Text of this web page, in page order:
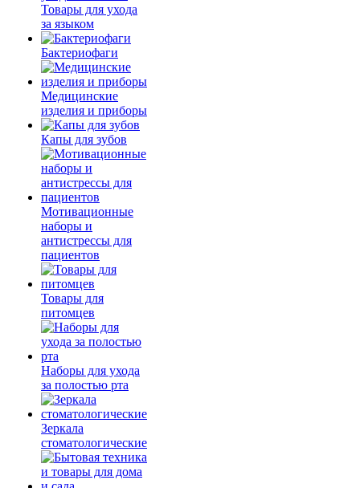
Товары для ухода
за языком
Бактериофаги
Медицинские
изделия и приборы
Капы для зубов
Мотивационные
наборы и
антистрессы для
пациентов
Товары для
питомцев
Наборы для ухода
за полостью рта
Зеркала
стоматологические